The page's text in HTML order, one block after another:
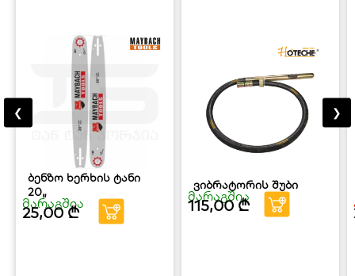
ბენზო ხერხის ტანი
20„
მარაგშია
25,00₾
ვიბრატორის შუბი
მარაგშია
115,00₾
❮ ❯